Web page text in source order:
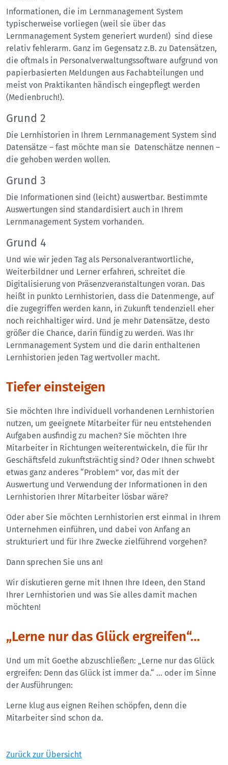
Informationen, die im Lernmanagement System
typischerweise vorliegen (weil sie über das
Lernmanagement System generiert wurden!) sind diese
relativ fehlerarm. Ganz im Gegensatz z.B. zu Datensätzen,
die oftmals in Personalverwaltungssoftware aufgrund von
papierbasierten Meldungen aus Fachabteilungen und
meist von Praktikanten händisch eingepflegt werden
(Medienbruch!).
Grund 2
Die Lernhistorien in Ihrem Lernmanagement System sind
Datensätze – fast möchte man sie Datenschätze nennen –
die gehoben werden wollen.
Grund 3
Die Informationen sind (leicht) auswertbar. Bestimmte
Auswertungen sind standardisiert auch in Ihrem
Lernmanagement System vorhanden.
Grund 4
Und wie wir jeden Tag als Personalverantwortliche,
Weiterbildner und Lerner erfahren, schreitet die
Digitalisierung von Präsenzveranstaltungen voran. Das
heißt in punkto Lernhistorien, dass die Datenmenge, auf
die zugegriffen werden kann, in Zukunft tendenziell eher
noch reichhaltiger wird. Und je mehr Datensätze, desto
größer die Chance, darin fündig zu werden. Was Ihr
Lernmanagement System und die darin enthaltenen
Lernhistorien jeden Tag wertvoller macht.
Tiefer einsteigen
Sie möchten Ihre individuell vorhandenen Lernhistorien
nutzen, um geeignete Mitarbeiter für neu entstehenden
Aufgaben ausfindig zu machen? Sie möchten Ihre
Mitarbeiter in Richtungen weiterentwickeln, die für Ihr
Geschäftsfeld zukunftsträchtig sind? Oder Ihnen schwebt
etwas ganz anderes “Problem” vor, das mit der
Auswertung und Verwendung der Informationen in den
Lernhistorien Ihrer Mitarbeiter lösbar wäre?
Oder aber Sie möchten Lernhistorien erst einmal in Ihrem
Unternehmen einführen, und dabei von Anfang an
strukturiert und für Ihre Zwecke zielführend vorgehen?
Dann sprechen Sie uns an!
Wir diskutieren gerne mit Ihnen Ihre Ideen, den Stand
Ihrer Lernhistorien und was Sie alles damit machen
möchten!
„Lerne nur das Glück ergreifen“…
Und um mit Goethe abzuschließen: „Lerne nur das Glück
ergreifen: Denn das Glück ist immer da.“ … oder im Sinne
der Ausführungen:
Lerne klug aus eignen Reihen schöpfen, denn die
Mitarbeiter sind schon da.
Zurück zur Übersicht